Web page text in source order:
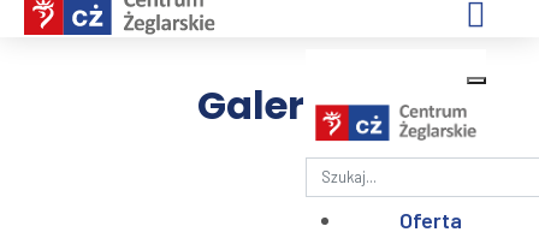
Szukaj
Oferta
Galeria